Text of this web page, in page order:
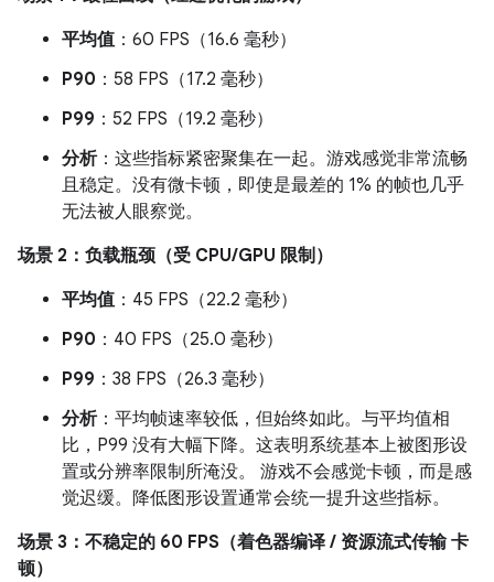
平均值：60 FPS（16.6 毫秒）
P90 ：58 FPS（17.2 毫秒）
P99 ：52 FPS（19.2 毫秒）
分析：这些指标紧密聚集在一起。游戏感觉非常流畅
且稳定。没有微卡顿，即使是最差的 1% 的帧也几乎
无法被人眼察觉。
场景 2：负载瓶颈（受 CPU/GPU 限制）
平均值：45 FPS（22.2 毫秒）
P90 ：40 FPS（25.0 毫秒）
P99 ：38 FPS（26.3 毫秒）
分析：平均帧速率较低，但始终如此。与平均值相
比，P99 没有大幅下降。这表明系统基本上被图形设
置或分辨率限制所淹没。 游戏不会感觉卡顿，而是感
觉迟缓。降低图形设置通常会统一提升这些指标。
场景 3：不稳定的 60 FPS（着色器编译 / 资源流式传输 卡
顿）